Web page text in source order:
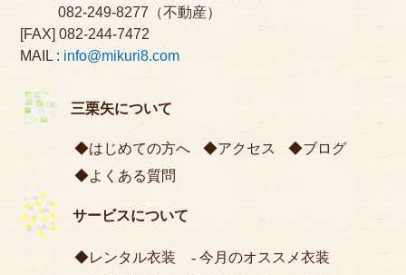
082-249-8277 （不動産）
[FAX] 082-244-7472
MAIL : info@mikuri8.com
三栗矢について
はじめての方へ アクセス
ブログ
よくある質問
サービスについて
レンタル衣装
今月のオススメ衣装